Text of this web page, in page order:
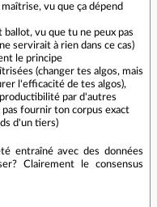
vu que ça dépend
vu que tu ne peux pas
servirait à rien dans ce cas)
le principe
(changer tes algos, mais
l'efficacité de tes algos),
par d'autres
fournir ton corpus exact
d'un tiers)
entraîné avec des données
Clairement le consensus